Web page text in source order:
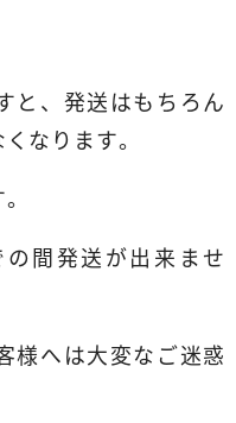
と、発送はもちろん
なります。
間発送が出来ませ
様へは大変なご迷惑